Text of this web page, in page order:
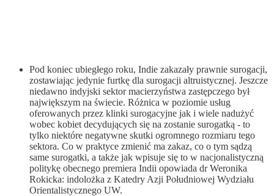
Pod koniec ubiegłego roku, Indie zakazały prawnie surogacji,
zostawiając jedynie furtkę dla surogacji altruistycznej. Jeszcze
niedawno indyjski sektor macierzyństwa zastępczego był
największym na świecie. Różnica w poziomie usług
oferowanych przez klinki surogacyjne jak i wiele nadużyć
wobec kobiet decydujących się na zostanie surogatką - to
tylko niektóre negatywne skutki ogromnego rozmiaru tego
sektora. Co w praktyce zmienić ma zakaz, co o tym sądzą
same surogatki, a także jak wpisuje się to w nacjonalistyczną
politykę obecnego premiera Indii opowiada dr Weronika
Rokicka: indolożka z Katedry Azji Południowej Wydziału
Orientalistycznego UW.